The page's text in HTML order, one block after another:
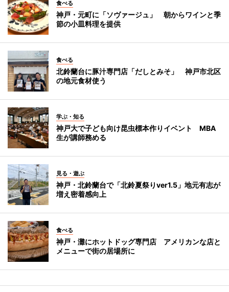
食べる
神戸・元町に「ソヴァージュ」 朝からワインと季
節の小皿料理を提供
食べる
北鈴蘭台に豚汁専門店「だしとみそ」 神戸市北区
の地元食材使う
学ぶ・知る
神戸大で子ども向け昆虫標本作りイベント MBA
生が講師務める
見る・遊ぶ
神戸・北鈴蘭台で「北鈴夏祭りver1.5」地元有志が
増え密着感向上
食べる
神戸・灘にホットドッグ専門店 アメリカンな店と
メニューで街の居場所に